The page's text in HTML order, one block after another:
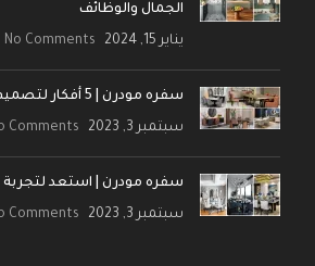
الجمال والوظائف
يناير 15, 2024 No Comments
سفره مودرن | 5 أفكار لتصميم سفرة و بوفيه ونيش
سبتمبر 3, 2023 Comments
سفره مودرن | استعد لتجربة
سبتمبر 3, 2023 Comments